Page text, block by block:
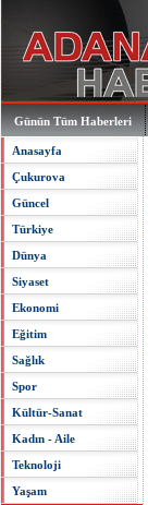
Günün Tüm Haberleri
Anasayfa
Çukurova
Güncel
Türkiye
Dünya
Siyaset
Ekonomi
Eğitim
Sağlık
Spor
Kültür-Sanat
Kadın - Aile
Teknoloji
Yaşam